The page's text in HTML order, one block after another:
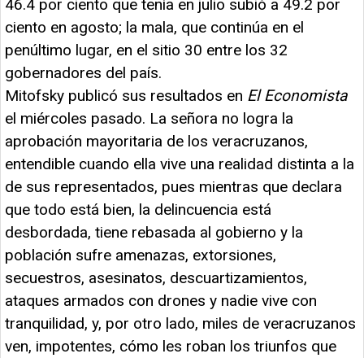
46.4 por ciento que tenía en julio subió a 49.2 por
ciento en agosto; la mala, que continúa en el
penúltimo lugar, en el sitio 30 entre los 32
gobernadores del país.
Mitofsky publicó sus resultados en El Economista
el miércoles pasado. La señora no logra la
aprobación mayoritaria de los veracruzanos,
entendible cuando ella vive una realidad distinta a la
de sus representados, pues mientras que declara
que todo está bien, la delincuencia está
desbordada, tiene rebasada al gobierno y la
población sufre amenazas, extorsiones,
secuestros, asesinatos, descuartizamientos,
ataques armados con drones y nadie vive con
tranquilidad, y, por otro lado, miles de veracruzanos
ven, impotentes, cómo les roban los triunfos que